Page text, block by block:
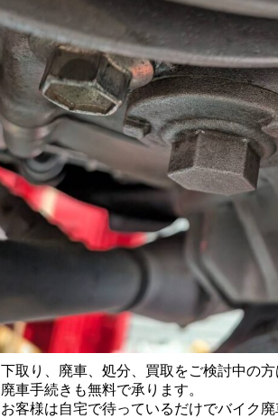
下取り、廃車、処分、買取をご検討中の
廃車手続きも無料で承ります。
お客様は自宅で待っているだけでバイク